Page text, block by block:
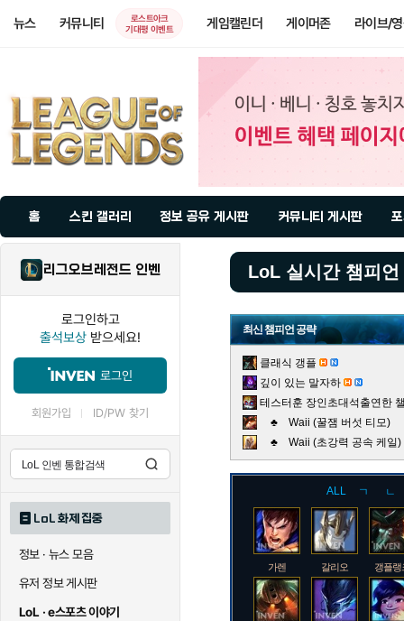
뉴스 커뮤니티
로스트아크
기대평 이벤트
게임캘린더 게이머존 라이브/
홈 스킨 갤러리 정보 공유 게시판 커뮤니티 게시판
리그오브레전드 인벤
로그인하고
출석보상 받으세요!
로그인
회원가입 ID/PW 찾기
LoL 화제 집중
정보 · 뉴스 모음
유저 정보 게시판
LoL · e스포츠 이야기
LoL 실시간 챔피언
최신 챔피언 공략
클래식 갱플
깊이 있는 말자하
테스터훈 장인초대석출연한
♣ Waii (꿀잼 버섯 티모)
♣ Waii (초강력 공속 케
ALL ㄱ ㄴ
가렌 갈리오 갱플랭